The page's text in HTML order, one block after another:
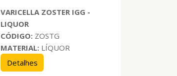
VARICELLA ZOSTER IGG -
LIQUOR
CÓDIGO: ZOSTG
MATERIAL: LÍQUOR
Detalhes